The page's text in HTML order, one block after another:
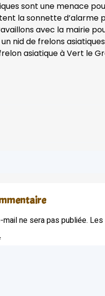
sont une menace
la sonnette d’alarme
avec la mairie
nid de frelons
asiatique à Vert le
ne sera pas publiée. Les